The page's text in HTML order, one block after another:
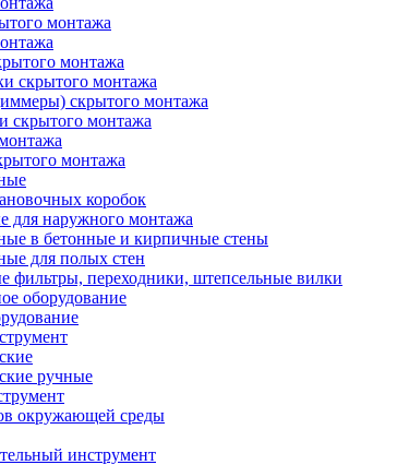
монтажа
монтажа
скрытого монтажа
скрытого монтажа
скрытого монтажа
монтажа
коробок
для наружного монтажа
в бетонные и кирпичные стены
для полых стен
фильтры, переходники, штепсельные вилки
оборудование
ручные
окружающей среды
инструмент